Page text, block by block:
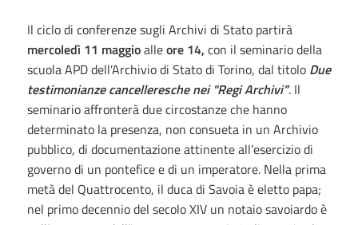
Il ciclo di conferenze sugli Archivi di Stato partirà
mercoledì 11 maggioalleore 14, con il seminario della
scuola APD dell’Archivio di Stato di Torino, dal titolo Due
testimonianze cancelleresche nei "Regi Archivi”. Il
seminario affronterà due circostanze che hanno
determinato la presenza, non consueta in un Archivio
pubblico, di documentazione attinente all’esercizio di
governo di un pontefice e di un imperatore. Nella prima
metà del Quattrocento, il duca di Savoia è eletto papa;
nel primo decennio del secolo XIV un notaio savoiardo è